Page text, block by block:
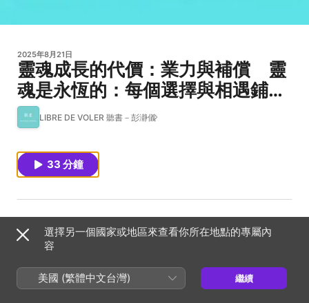
2025年8月21日
靈魂成長的代價：業力與補償 靈
魂是永恆的：每個選擇與相遇鋪展
未來｜小湛靈界觀察日記EP.57下
LIBRE DE VOLER 聽書－彭瀞儀
33 分鐘
選擇另一個國家或地區來查看你所在地點的專屬內
容
美國 (繁體中文台灣) 繼續